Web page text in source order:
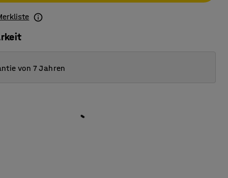
von 7 Jahren